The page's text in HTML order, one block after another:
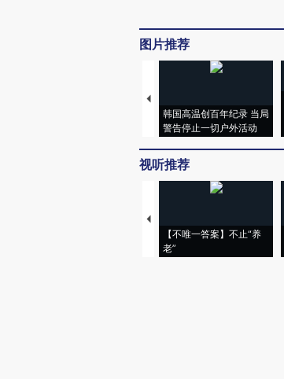
图片推荐
韩国高温创百年纪录 当局
警告停止一切户外活动
视听推荐
【不唯一答案】不止“养
老”